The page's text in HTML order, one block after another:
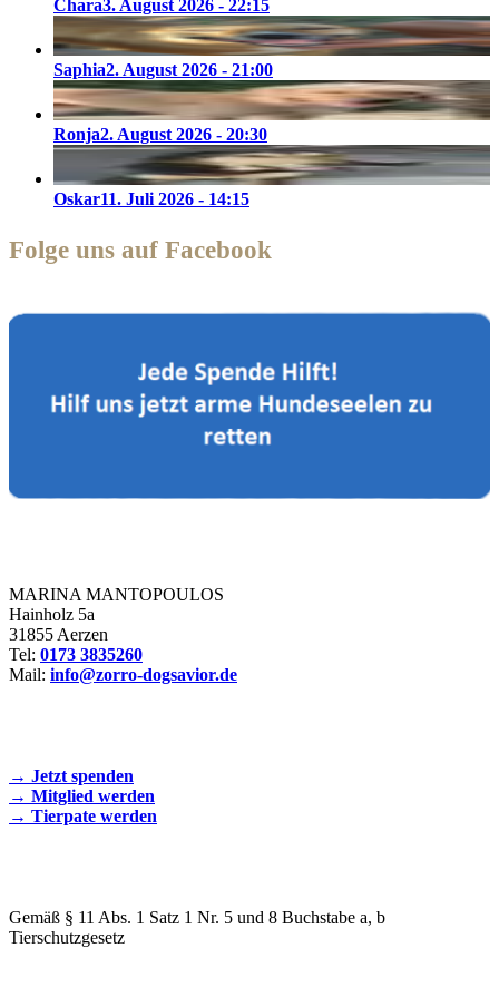
Chara3. August 2026 - 22:15
Saphia2. August 2026 - 21:00
Ronja2. August 2026 - 20:30
Oskar11. Juli 2026 - 14:15
Folge uns auf Facebook
MARINA MANTOPOULOS
Hainholz 5a
31855 Aerzen
Tel: 0173 3835260
Mail: info@zorro-dogsavior.de
→ Jetzt spenden
→ Mitglied werden
→ Tierpate werden
Gemäß § 11 Abs. 1 Satz 1 Nr. 5 und 8 Buchstabe a, b
Tierschutzgesetz